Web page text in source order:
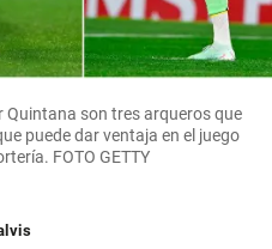
Quintana son tres arqueros que
puede dar ventaja en el juego
FOTO GETTY